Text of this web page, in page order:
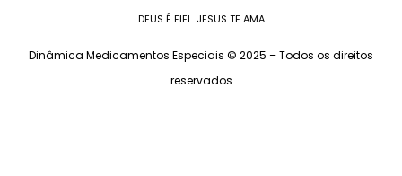
DEUS É FIEL. JESUS TE AMA
Dinâmica Medicamentos Especiais © 2025 – Todos os direitos
reservados